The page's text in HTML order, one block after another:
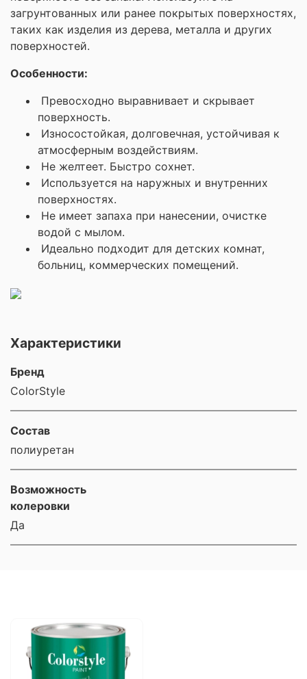
загрунтованных или ранее покрытых поверхностях,
таких как изделия из дерева, металла и других
поверхностей.
Особенности:
Превосходно выравнивает и скрывает
поверхность.
Износостойкая, долговечная, устойчивая к
атмосферным воздействиям.
Не желтеет. Быстро сохнет.
Используется на наружных и внутренних
поверхностях.
Не имеет запаха при нанесении, очистке
водой с мылом.
Идеально подходит для детских комнат,
больниц, коммерческих помещений.
Характеристики
Бренд
ColorStyle
Состав
полиуретан
Возможность
колеровки
Да